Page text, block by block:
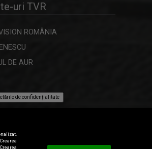
uri TVR
ROMÂNIA
DE AUR
de confidențialitate